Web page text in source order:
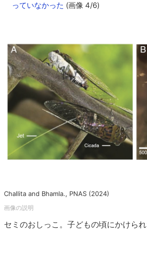
っていなかった (画像 4/6)
Challita and Bhamla., PNAS (2024)
セミのおしっこ。子どもの頃にかけら